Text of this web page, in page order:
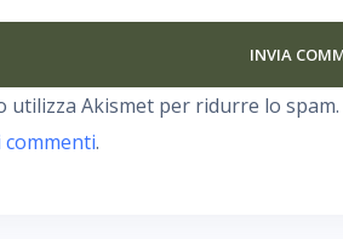
utilizza Akismet per ridurre lo spam.
.